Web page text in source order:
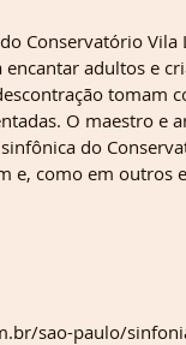
Conservatório
adultos e
tomam
O maestro e
do
e, como em outros
sao-paulo/